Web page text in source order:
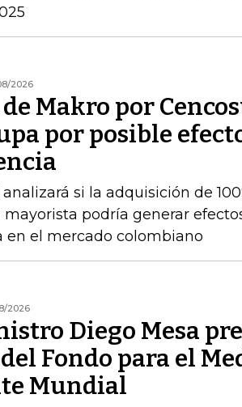
2026
Makro por
por posible
si la adquisición de
mayorista podría generar
en el mercado colombiano
2026
Diego Mesa
Fondo para el
Mundial